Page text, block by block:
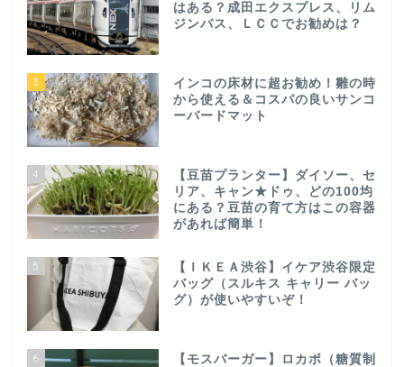
はある？成田エクスプレス、リム
ジンバス、ＬＣＣでお勧めは？
3
インコの床材に超お勧め！雛の時
から使える＆コスパの良いサンコ
ーバードマット
4
【豆苗プランター】ダイソー、セ
リア、キャン★ドゥ、どの100均
にある？豆苗の育て方はこの容器
があれば簡単！
5
【ＩＫＥＡ渋谷】イケア渋谷限定
バッグ（スルキス キャリー バッ
グ）が使いやすいぞ！
6
【モスバーガー】ロカボ（糖質制